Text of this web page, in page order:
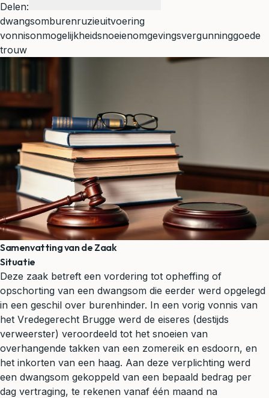
Delen:
dwangsomburenruzieuitvoering
vonnisonmogelijkheidsnoeienomgevingsvergunninggoede
trouw
Samenvatting van de Zaak
Situatie
Deze zaak betreft een vordering tot opheffing of
opschorting van een dwangsom die eerder werd opgelegd
in een geschil over burenhinder. In een vorig vonnis van
het Vredegerecht Brugge werd de eiseres (destijds
verweerster) veroordeeld tot het snoeien van
overhangende takken van een zomereik en esdoorn, en
het inkorten van een haag. Aan deze verplichting werd
een dwangsom gekoppeld van een bepaald bedrag per
dag vertraging, te rekenen vanaf één maand na